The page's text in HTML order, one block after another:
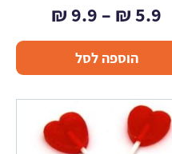
5.9
₪
–
9.9
₪טווח
⁦9.9 ₪⁩
הוספה לסל